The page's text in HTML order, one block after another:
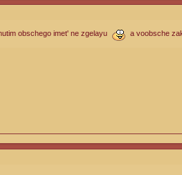
obschego imet' ne zgelayu a voobsche